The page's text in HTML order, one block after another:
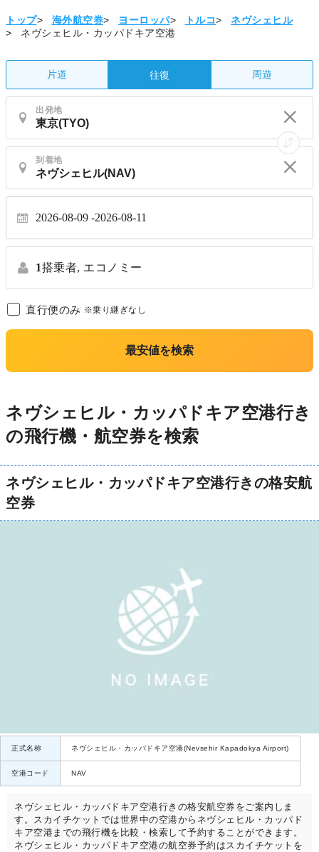
トップ> 海外航空券> ヨーロッパ> トルコ>
ネヴシェヒル
>
ネヴシェヒル・カッパドキア空港
片道 往復 周遊
出発地
到着地
2026-08-09 2026-08-11
1搭乗者, エコノミー
直行便のみ ※乗り継ぎなし
最安値を検索
ネヴシェヒル・カッパドキア空港行き
の飛行機・航空券を検索
ネヴシェヒル・カッパドキア空港行きの格安航
空券
正式名称 ネヴシェヒル・カッパドキア空港(Nevsehir Kapadokya Airport)
空港コード NAV
ネヴシェヒル・カッパドキア空港行きの格安航空券をご案内しま
す。スカイチケットでは世界中の空港からネヴシェヒル・カッパド
キア空港までの飛行機を比較・検索して予約することができます。
ネヴシェヒル・カッパドキア空港の航空券予約はスカイチケットを